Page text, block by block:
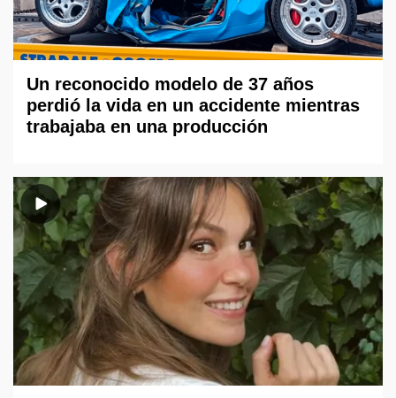
Un reconocido modelo de 37 años
perdió la vida en un accidente mientras
trabajaba en una producción